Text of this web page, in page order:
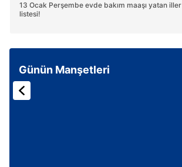
13 Ocak Perşembe evde bakım maaşı yatan iller
listesi!
Günün Manşetleri